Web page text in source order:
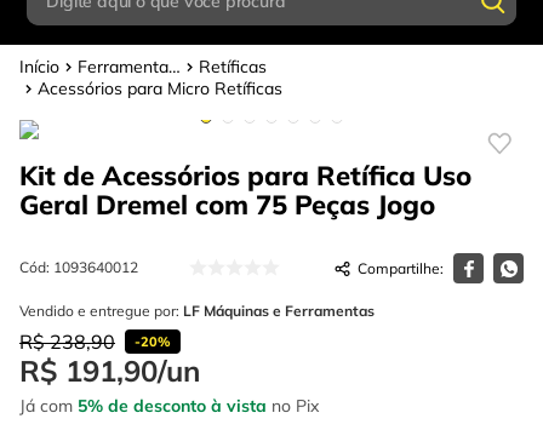
Digite aqui o que você procura
Ferramentas Elétricas - Bateria
Retíficas
Acessórios para Micro Retíficas
Kit de Acessórios para Retífica Uso
Geral Dremel com 75 Peças Jogo
Cód: 1093640012
Vendido e entregue por: LF Máquinas e Ferramentas
R$ 238,90 -20%
R$ 191,90/un
Já com 5% de desconto à vista no Pix
Termos mais buscados
3º esmerilhadeira
6º fio
º parafusadeira
º escada
º serra circular